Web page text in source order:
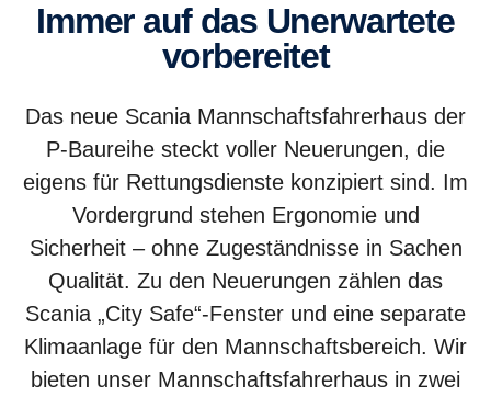
Immer auf das Unerwartete
vorbereitet
Das neue Scania Mannschaftsfahrerhaus der
P-Baureihe steckt voller Neuerungen, die
eigens für Rettungsdienste konzipiert sind. Im
Vordergrund stehen Ergonomie und
Sicherheit – ohne Zugeständnisse in Sachen
Qualität. Zu den Neuerungen zählen das
Scania „City Safe“-Fenster und eine separate
Klimaanlage für den Mannschaftsbereich. Wir
bieten unser Mannschaftsfahrerhaus in zwei